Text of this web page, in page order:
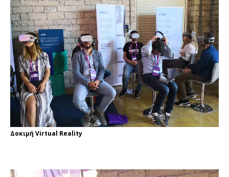
Δοκιμή Virtual Reality